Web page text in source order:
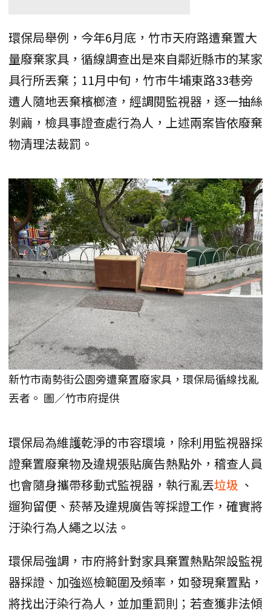
環保局舉例，今年6月底，竹市天府路遭棄置大
量廢棄家具，循線調查出是來自鄰近縣市的某家
具行所丟棄；11月中旬，竹市牛埔東路33巷旁
遭人隨地丟棄檳榔渣，經調閱監視器，逐一抽絲
剝繭，檢具事證查處行為人，上述兩案皆依廢棄
物清理法裁罰。
新竹市南勢街公園旁遭棄置廢家具，環保局循線找亂
丟者。 圖／竹市府提供
環保局為維護乾淨的市容環境，除利用監視器採
證棄置廢棄物及違規張貼廣告熱點外，稽查人員
也會隨身攜帶移動式監視器，執行亂丟垃圾 、
遛狗留便、菸蒂及違規廣告等採證工作，確實將
汙染行為人繩之以法。
環保局強調，市府將針對家具棄置熱點架設監視
器採證、加強巡檢範圍及頻率，如發現棄置點，
將找出汙染行為人，並加重罰則；若查獲非法傾